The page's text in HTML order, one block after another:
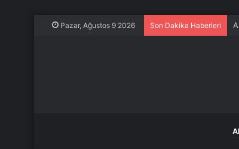
Pazar, Ağustos 9 2026 Son Dakika Haberleri